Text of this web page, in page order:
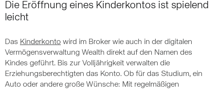
Die Eröffnung eines Kinderkontos ist spielend
leicht
Das Kinderkonto wird im Broker wie auch in der digitalen
Vermögensverwaltung Wealth direkt auf den Namen des
Kindes geführt. Bis zur Volljährigkeit verwalten die
Erziehungsberechtigten das Konto. Ob für das Studium, ein
Auto oder andere große Wünsche: Mit regelmäßigen